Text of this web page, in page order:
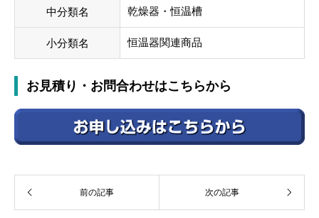
中分類名 乾燥器・恒温槽
小分類名 恒温器関連商品
お見積り・お問合わせはこちらから
前の記事 次の記事